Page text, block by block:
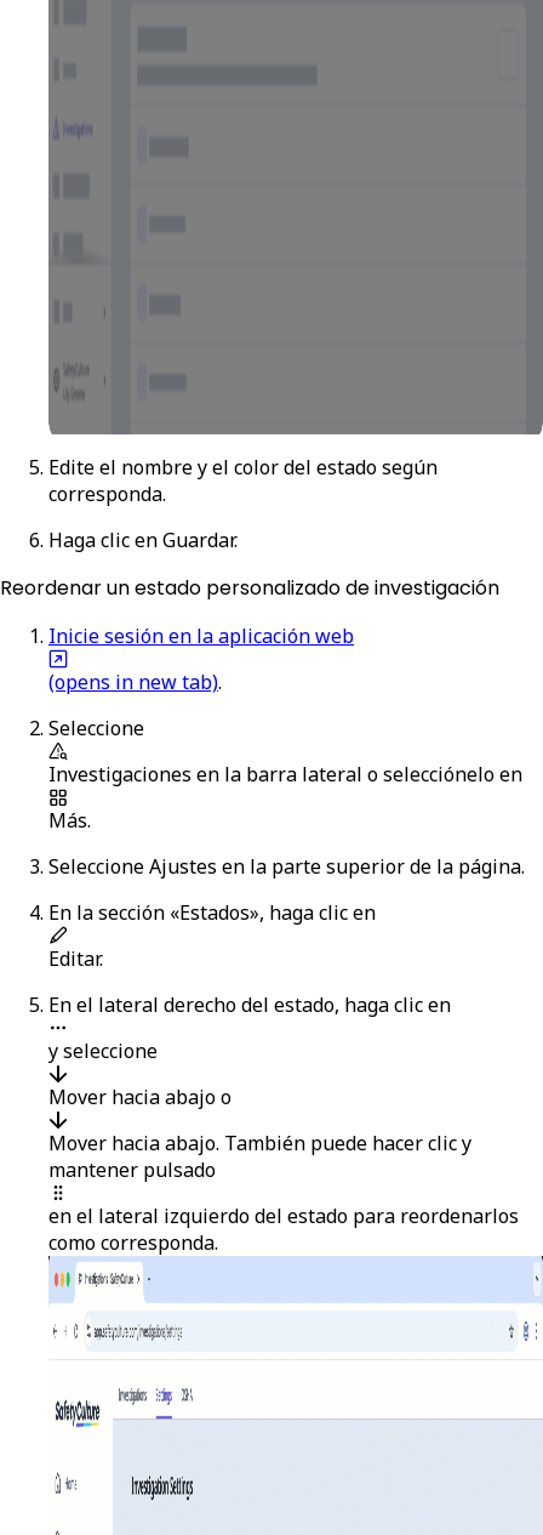
Edite el nombre y el color del estado según
corresponda.
Haga clic enGuardar.
Reordenar un estado personalizado de investigación
Inicie sesión en la aplicación web
(opens in new tab).
Seleccione
Investigaciones en la barra lateral o selecciónelo en
Más.
SeleccioneAjustes en la parte superior de la página.
En la sección «Estados», haga clic en
Editar.
En el lateral derecho del estado, haga clic en
y seleccione
Mover hacia abajoo
Mover hacia abajo. También puede hacer clic y
mantener pulsado
en el lateral izquierdo del estado para reordenarlos
como corresponda.